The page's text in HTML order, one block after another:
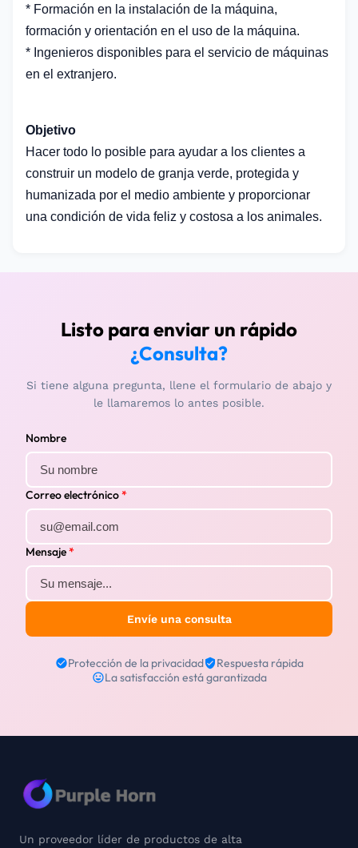
* Formación en la instalación de la máquina,
formación y orientación en el uso de la máquina.
* Ingenieros disponibles para el servicio de máquinas
en el extranjero.
Objetivo
Hacer todo lo posible para ayudar a los clientes a
construir un modelo de granja verde, protegida y
humanizada por el medio ambiente y proporcionar
una condición de vida feliz y costosa a los animales.
Listo para enviar un rápido
¿Consulta?
Si tiene alguna pregunta, llene el formulario de abajo y
le llamaremos lo antes posible.
Nombre
Correo electrónico*
Mensaje*
Envíe una consulta
Protección de la privacidad
Respuesta rápida
La satisfacción está garantizada
Un proveedor líder de productos de alta